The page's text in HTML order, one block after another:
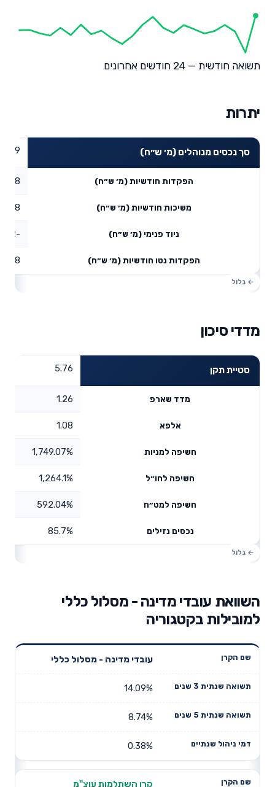
תשואה חודשית — 24 חודשים אחרונים
יתרות
סך נכסים מנוהלים (מ׳ ש״ח)
הפקדות חודשיות (מ׳ ש״ח)
משיכות חודשיות (מ׳ ש״ח)
ניוד פנימי (מ׳ ש״ח) -5.42
הפקדות נטו חודשיות (מ׳ ש״ח) 3.28
מדדי סיכון
סטיית תקן 5.76
מדד שארפ 1.26
אלפא 1.08
חשיפה למניות 1,749.07%
חשיפה לחו״ל 1,264.1%
חשיפה למט״ח 592.04%
נכסים נזילים 85.7%
השוואת עובדי מדינה - מסלול כללי
למובילות בקטגוריה
שנים
תשואה
עובדי מדינה - מסלול כללי
14.09%
8.74%
0.38%
קרן השתלמות עוצ"מ